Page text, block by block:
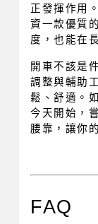
正發揮作用
資一款優質
度，也能在
開車不該是
調整與輔助
鬆、舒適。
今天開始，
腰靠，讓你
FAQ